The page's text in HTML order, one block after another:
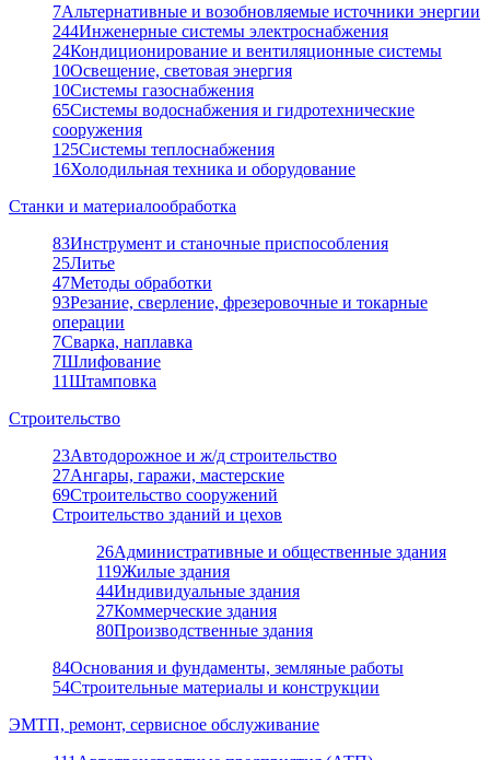
7Альтернативные и возобновляемые источники энергии
244Инженерные системы электроснабжения
24Кондиционирование и вентиляционные системы
10Освещение, световая энергия
10Системы газоснабжения
65Системы водоснабжения и гидротехнические
сооружения
125Системы теплоснабжения
16Холодильная техника и оборудование
Станки и материалообработка
83Инструмент и станочные приспособления
25Литье
47Методы обработки
93Резание, сверление, фрезеровочные и токарные
операции
7Сварка, наплавка
7Шлифование
11Штамповка
Строительство
23Автодорожное и ж/д строительство
27Ангары, гаражи, мастерские
69Строительство сооружений
Строительство зданий и цехов
26Административные и общественные здания
119Жилые здания
44Индивидуальные здания
27Коммерческие здания
80Производственные здания
84Основания и фундаменты, земляные работы
54Строительные материалы и конструкции
ЭМТП, ремонт, сервисное обслуживание